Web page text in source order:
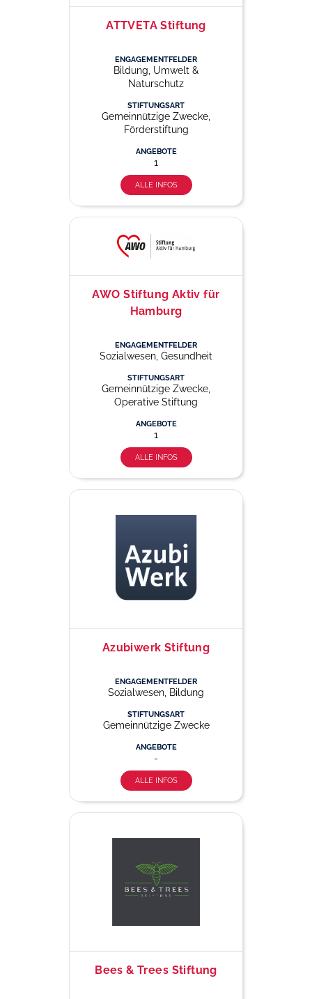
ATTVETA Stiftung
ENGAGEMENTFELDER
Bildung, Umwelt &
Naturschutz
STIFTUNGSART
Gemeinnützige Zwecke,
Förderstiftung
ANGEBOTE
1
ALLE INFOS
AWO Stiftung Aktiv für
Hamburg
ENGAGEMENTFELDER
Sozialwesen, Gesundheit
STIFTUNGSART
Gemeinnützige Zwecke,
Operative Stiftung
ANGEBOTE
1
ALLE INFOS
Azubiwerk Stiftung
ENGAGEMENTFELDER
Sozialwesen, Bildung
STIFTUNGSART
Gemeinnützige Zwecke
ANGEBOTE
-
ALLE INFOS
Bees & Trees Stiftung